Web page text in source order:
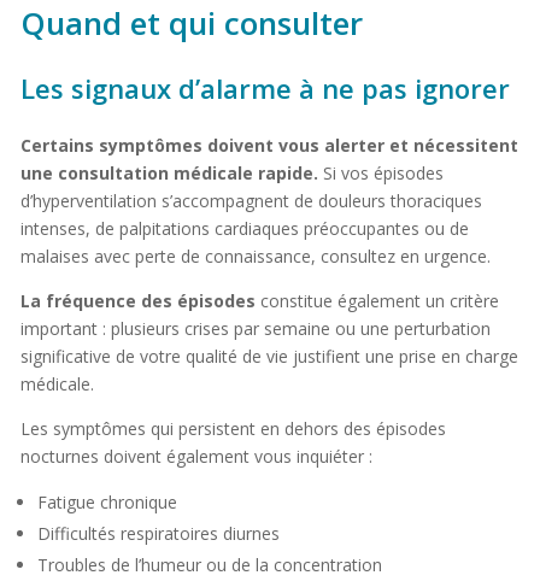
Quand et qui consulter
Les signaux d’alarme à ne pas ignorer
Certains symptômes doivent vous alerter et nécessitent
une consultation médicale rapide. Si vos épisodes
d’hyperventilation s’accompagnent de douleurs thoraciques
intenses, de palpitations cardiaques préoccupantes ou de
malaises avec perte de connaissance, consultez en urgence.
La fréquence des épisodes constitue également un critère
important : plusieurs crises par semaine ou une perturbation
significative de votre qualité de vie justifient une prise en charge
médicale.
Les symptômes qui persistent en dehors des épisodes
nocturnes doivent également vous inquiéter :
Fatigue chronique
Difficultés respiratoires diurnes
Troubles de l’humeur ou de la concentration